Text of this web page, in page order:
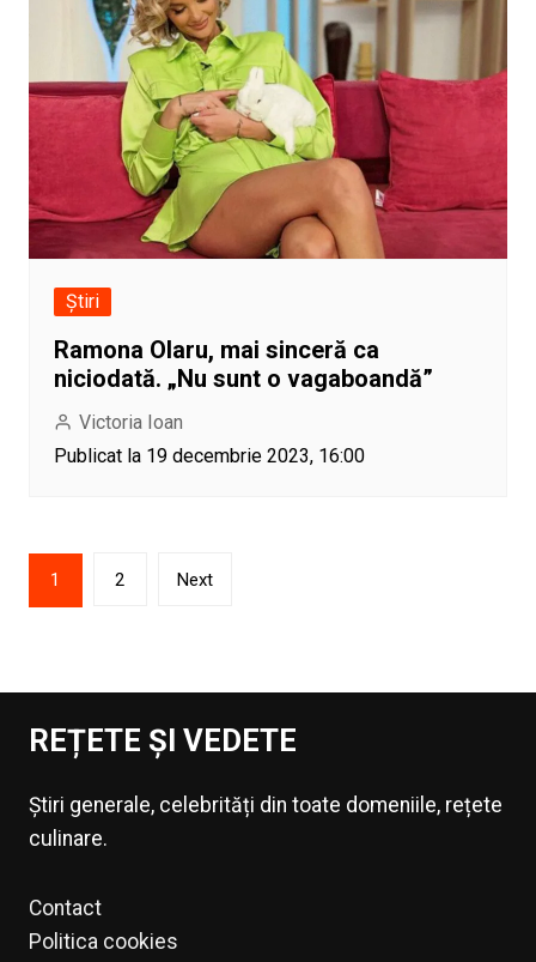
Știri
Ramona Olaru, mai sinceră ca
niciodată. „Nu sunt o vagaboandă”
Victoria Ioan
Publicat la 19 decembrie 2023, 16:00
Paginație
articole
1 2 Next
REȚETE ȘI VEDETE
Știri generale, celebrități din toate domeniile, rețete
culinare.
Contact
Politica cookies